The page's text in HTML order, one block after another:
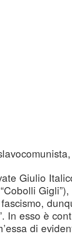
Giulio
In esso è
di